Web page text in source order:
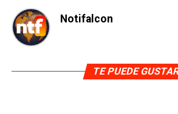
Notifalcon
TE PUEDE